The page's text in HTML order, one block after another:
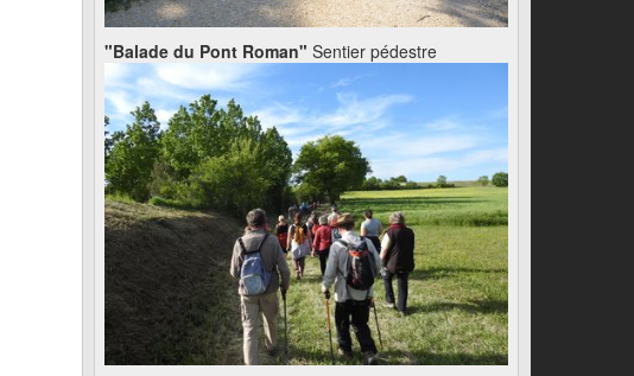
"Balade du Pont Roman" Sentier pédestre